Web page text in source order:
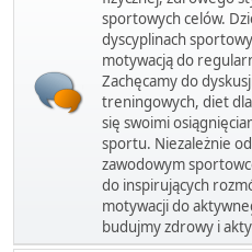
sportowych celów.
dyscyplinach
motywacją do
Zachęcamy do
treningowych, diet
się swoimi
sportu. Niezależnie
zawodowym
do inspirujących
motywacji do
budujmy zdrowy i